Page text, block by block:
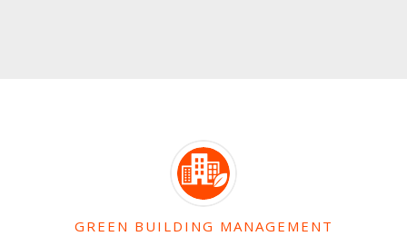
GREEN BUILDING MANAGEMENT